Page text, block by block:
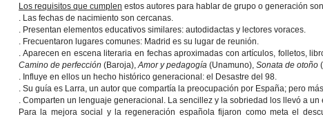
Los requisitos que cumplen estos autores para hablar de grupo o generación
. Las fechas de nacimiento son cercanas.
. Presentan elementos educativos similares: autodidactas y lectores voraces.
. Frecuentaron lugares comunes: Madrid es su lugar de reunión.
. Aparecen en escena literaria en fechas aproximadas con artículos, folletos,
Camino de perfección (Baroja),Amor y pedagogía (Unamuno), Sonata de otoño
. Influye en ellos un hecho histórico generacional: el Desastre del 98.
. Su guía es Larra, un autor que compartía la preocupación por España; pero
. Comparten un lenguaje generacional. La sencillez y la sobriedad los llevó a
Para la mejora social y la regeneración española fijaron como meta el